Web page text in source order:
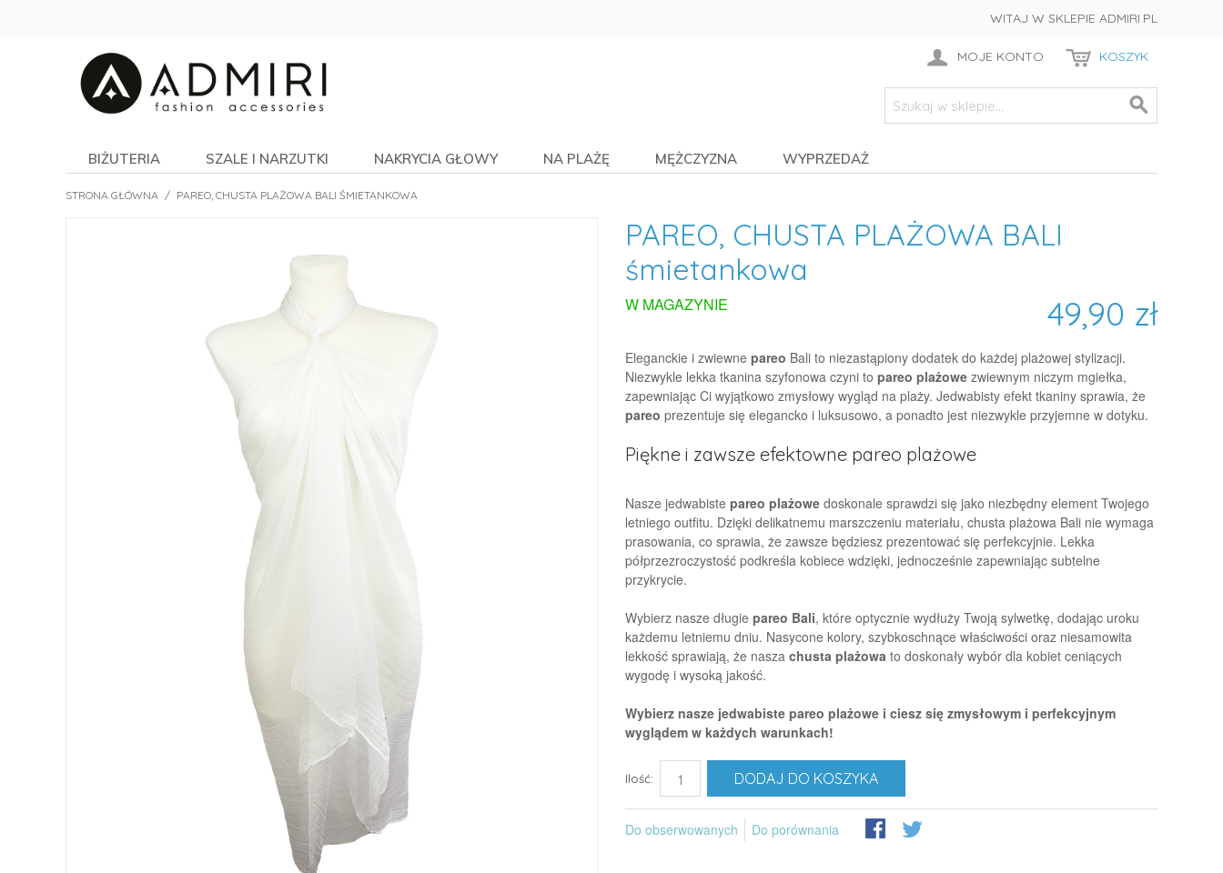
WITAJ W SKLEPIE ADMIRI.PL
MOJE KONTO KOSZYK
BIŻUTERIA SZALE I NARZUTKI NAKRYCIA GŁOWY NA PLAŻĘ MĘŻCZYZNA WYPRZEDAŻ
STRONA GŁÓWNA / PAREO, CHUSTA PLAŻOWA BALI ŚMIETANKOWA
PAREO, CHUSTA PLAŻOWA BALI
śmietankowa
49,90 zł
W MAGAZYNIE
Eleganckie i zwiewne pareo Bali to niezastąpiony dodatek do każdej plażowej stylizacji.
Niezwykle lekka tkanina szyfonowa czyni to pareo plażowe zwiewnym niczym mgiełka,
zapewniając Ci wyjątkowo zmysłowy wygląd na plaży. Jedwabisty efekt tkaniny sprawia, że
pareo prezentuje się elegancko i luksusowo, a ponadto jest niezwykle przyjemne w dotyku.
Piękne i zawsze efektowne pareo plażowe
Nasze jedwabiste pareo plażowe doskonale sprawdzi się jako niezbędny element Twojego
letniego outfitu. Dzięki delikatnemu marszczeniu materiału, chusta plażowa Bali nie wymaga
prasowania, co sprawia, że zawsze będziesz prezentować się perfekcyjnie. Lekka
półprzezroczystość podkreśla kobiece wdzięki, jednocześnie zapewniając subtelne
przykrycie.
Wybierz nasze długie pareo Bali, które optycznie wydłuży Twoją sylwetkę, dodając uroku
każdemu letniemu dniu. Nasycone kolory, szybkoschnące właściwości oraz niesamowita
lekkość sprawiają, że nasza chusta plażowa to doskonały wybór dla kobiet ceniących
wygodę i wysoką jakość.
Wybierz nasze jedwabiste pareo plażowe i ciesz się zmysłowym i perfekcyjnym
wyglądem w każdych warunkach!
Ilość: DODAJ DO KOSZYKA
Do obserwowanych Do porównania